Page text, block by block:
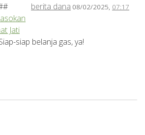
berita dana 08/02/2025, 07:17
Jati
siap belanja gas, ya!